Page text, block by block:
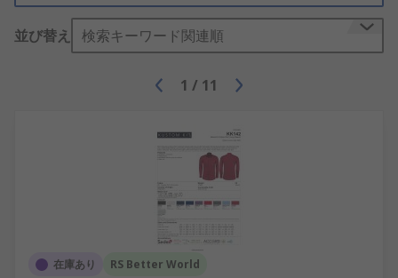
並び替え 検索キーワード関連順
1 / 11
在庫あり RS Better World